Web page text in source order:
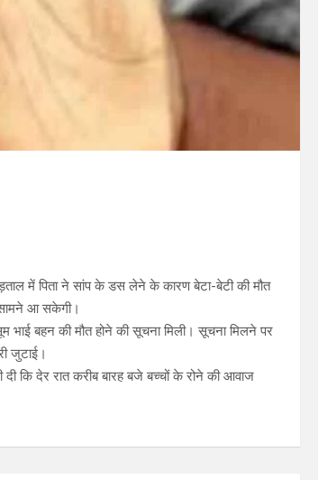
पड़ताल में पिता ने सांप के डस लेने के कारण बेटा-बेटी की मौत
सामने आ सकेगी।
भाई बहन की मौत होने की सूचना मिली। सूचना मिलने पर
जुटाई।
कि देर रात करीब बारह बजे बच्चों के रोने की आवाज